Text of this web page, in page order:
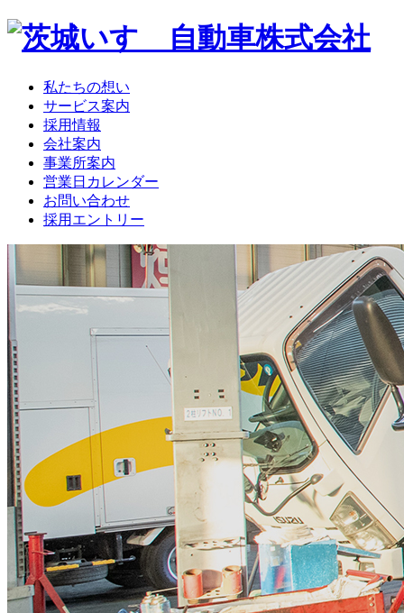
私たちの想い
サービス案内
採用情報
会社案内
事業所案内
営業日カレンダー
お問い合わせ
採用エントリー